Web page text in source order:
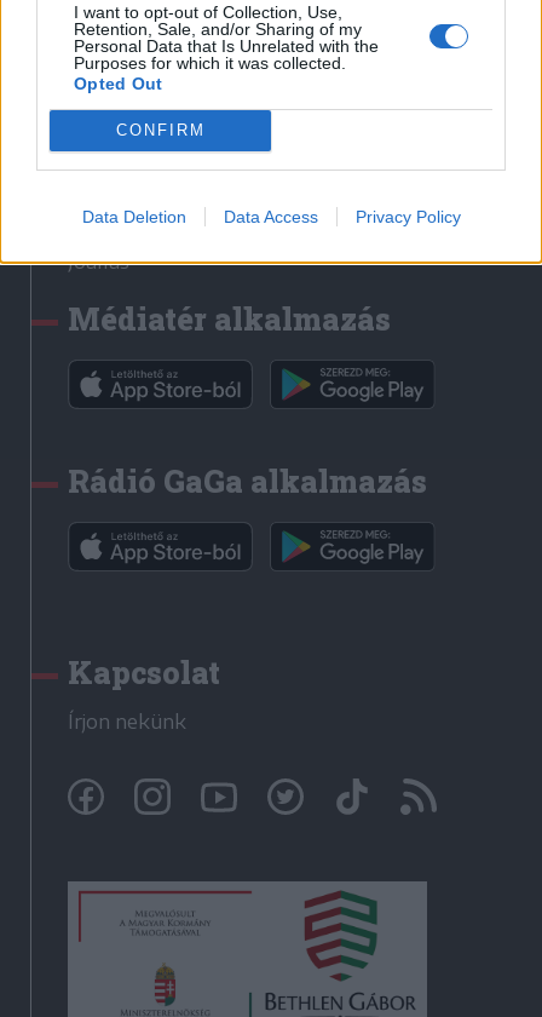
I want to opt-out of Collection, Use,
Retention, Sale, and/or Sharing of my
Personal Data that Is Unrelated with the
Purposes for which it was collected.
Opted Out
CONFIRM
Data Deletion Data Access Privacy Policy
Liget
Krónika
Bihari Napló
Erdélyi Napló
Főtér
Rádió GaGa
Jóállás
Médiatér alkalmazás
Rádió GaGa alkalmazás
Kapcsolat
Írjon nekünk